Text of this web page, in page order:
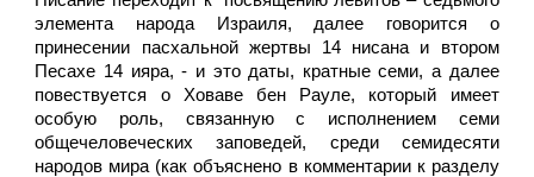
элемента народа Израиля, далее говорится о
принесении пасхальной жертвы 14 нисана и втором
Песахе 14 ияра, - и это даты, кратные семи, а далее
повествуется о Ховаве бен Рауле, который имеет
особую роль, связанную с исполнением семи
общечеловеческих заповедей, среди семидесяти
народов мира (как объяснено в комментарии к разделу